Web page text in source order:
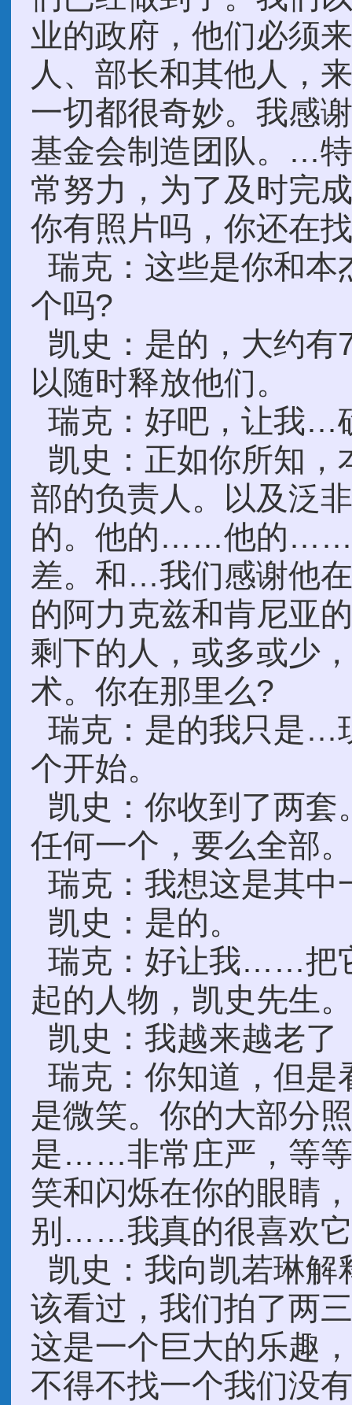
业的政府，他们必须
人、部长和其他人，
一切都很奇妙。我感
基金会制造团队。…
常努力，为了及时完
你有照片吗，你还在
瑞克：这些是你和本
个吗?
凯史：是的，大约有
以随时释放他们。
瑞克：好吧，让我
凯史：正如你所知，
部的负责人。以及泛
的。他的……他的……
差。和…我们感谢他
的阿力克兹和肯尼亚
剩下的人，或多或少
术。你在那里么?
瑞克：是的我只是…
个开始。
凯史：你收到了两套
任何一个，要么全部。
瑞克：我想这是其中
凯史：是的。
瑞克：好让我……把
起的人物，凯史先生。
凯史：我越来越老了
瑞克：你知道，但
是微笑。你的大部分
是……非常庄严，等等
笑和闪烁在你的眼睛
别……我真的很喜欢
凯史：我向凯若琳解
该看过，我们拍了两
这是一个巨大的乐趣
不得不找一个我们没